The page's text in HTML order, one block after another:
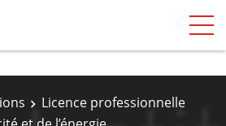
Licence professionnelle